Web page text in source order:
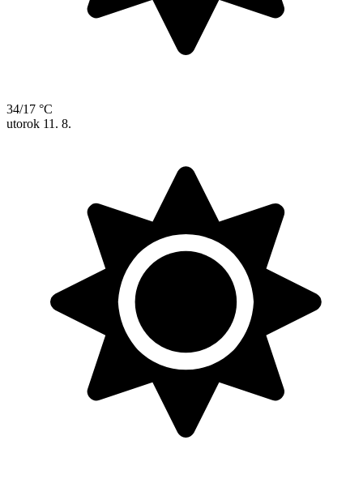
34/17 °C
utorok 11. 8.